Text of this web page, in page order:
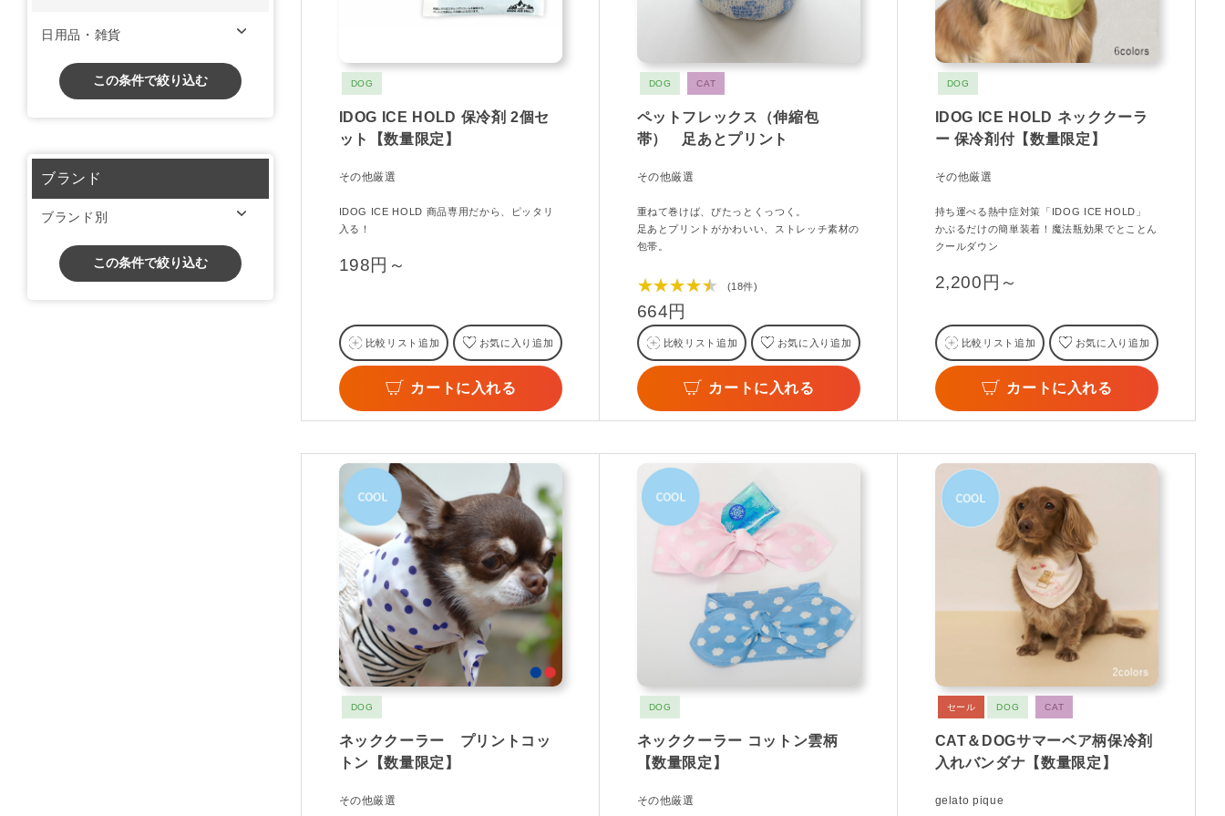
DOG
IDOG ICE HOLD 保冷剤 2個セ
ット【数量限定】
その他厳選
IDOG ICE HOLD 商品専用だから、ピッタリ
入る！
198円～
比較リスト追加 お気に入り追加
カートに入れる
DOG CAT
ペットフレックス（伸縮包
帯） 足あとプリント
その他厳選
重ねて巻けば、ぴたっとくっつく。
足あとプリントがかわいい、ストレッチ素材の
包帯。
★★★★★ (18件)
664円
比較リスト追加 お気に入り追加
カートに入れる
DOG
IDOG ICE HOLD ネッククーラ
ー 保冷剤付【数量限定】
その他厳選
持ち運べる熱中症対策「IDOG ICE HOLD」
かぶるだけの簡単装着！魔法瓶効果でとことん
クールダウン
2,200円～
比較リスト追加 お気に入り追加
カートに入れる
DOG
ネッククーラー プリントコッ
トン【数量限定】
その他厳選
DOG
ネッククーラー コットン雲柄
【数量限定】
その他厳選
セール DOG CAT
CAT＆DOGサマーベア柄保冷剤
入れバンダナ【数量限定】
gelato pique
日用品・雑貨
この条件で絞り込む
ブランド
ブランド別
この条件で絞り込む